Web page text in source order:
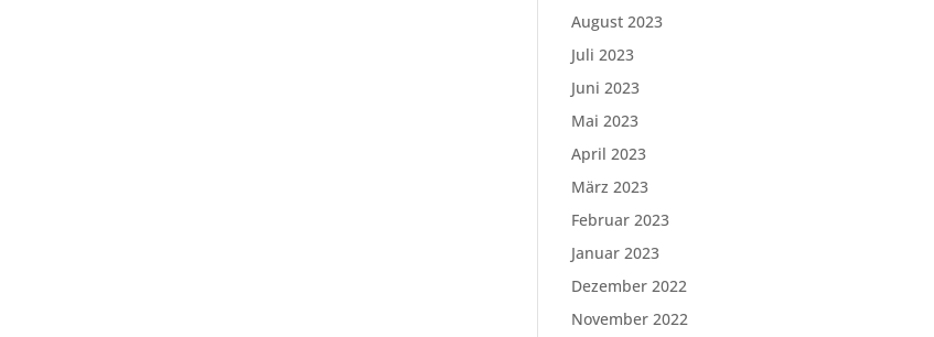
August 2023
Juli 2023
Juni 2023
Mai 2023
April 2023
März 2023
Februar 2023
Januar 2023
Dezember 2022
November 2022